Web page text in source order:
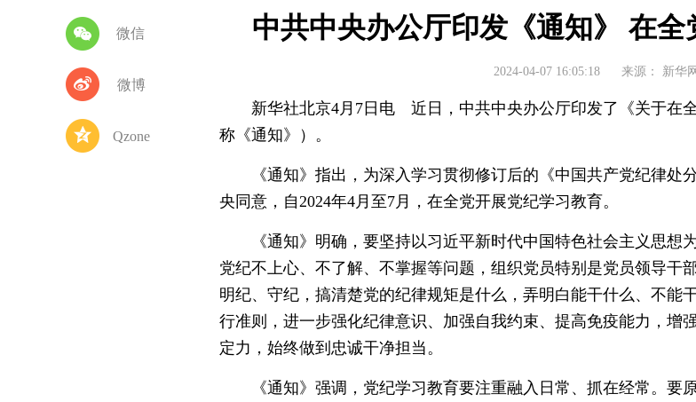
中共中央办公厅印发《通知》 在
2024-04-07 16:05:18 来源： 新华网
新华社北京4月7日电 近日，中共中央办公厅印发了《关于在全
称《通知》）。
《通知》指出，为深入学习贯彻修订后的《中国共产党纪律处
央同意，自2024年4月至7月，在全党开展党纪学习教育。
《通知》明确，要坚持以习近平新时代中国特色社会主义思想
党纪不上心、不了解、不掌握等问题，组织党员特别是党员领导干
明纪、守纪，搞清楚党的纪律规矩是什么，弄明白能干什么、不能
行准则，进一步强化纪律意识、加强自我约束、提高免疫能力，增
定力，始终做到忠诚干净担当。
《通知》强调，党纪学习教育要注重融入日常、抓在经常。要
微信
微博
Qzone